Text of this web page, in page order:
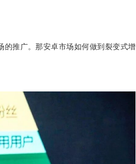
的推广。那安卓市场如何做到裂变式增